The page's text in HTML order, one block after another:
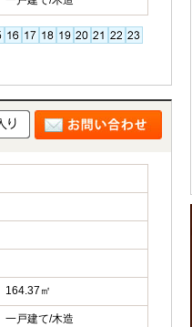
164.37㎡
一戸建て/木造